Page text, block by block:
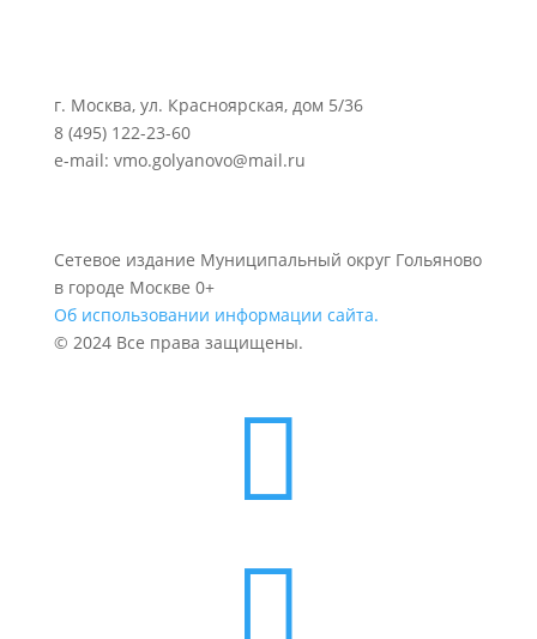
г. Москва, ул. Красноярская, дом 5/36
8 (495) 122-23-60
e-mail: vmo.golyanovo@mail.ru
Сетевое издание Муниципальный округ Гольяново
в городе Москве 0+
Об использовании информации сайта.
© 2024 Все права защищены.

